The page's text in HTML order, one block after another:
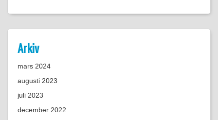
Arkiv
mars 2024
augusti 2023
juli 2023
december 2022